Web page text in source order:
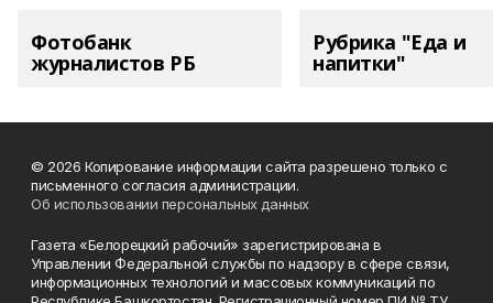
Фотобанк
журналистов РБ
Рубрика "Еда и
напитки"
© 2026 Копирование информации сайта разрешено только с
письменного согласия администрации.
Об использовании персональных данных
Газета «Белорецкий рабочий» зарегистрирована в
Управлении Федеральной службы по надзору в сфере связи,
информационных технологий и массовых коммуникаций по